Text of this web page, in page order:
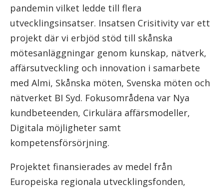
pandemin vilket ledde till flera
utvecklingsinsatser. Insatsen Crisitivity var ett
projekt där vi erbjöd stöd till skånska
mötesanläggningar genom kunskap, nätverk,
affärsutveckling och innovation i samarbete
med Almi, Skånska möten, Svenska möten och
nätverket BI Syd. Fokusområdena var Nya
kundbeteenden, Cirkulära affärsmodeller,
Digitala möjligheter samt
kompetensförsörjning.
Projektet finansierades av medel från
Europeiska regionala utvecklingsfonden,